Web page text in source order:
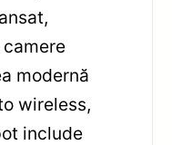
modernă
wireless,
include